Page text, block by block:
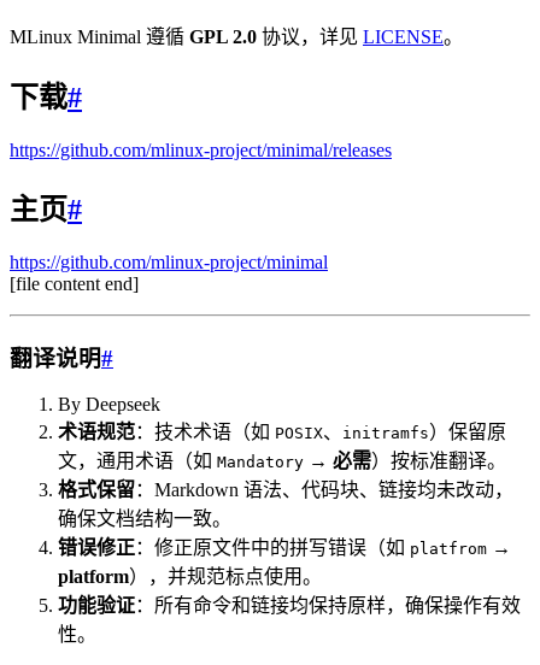
MLinux Minimal 遵循 GPL 2.0 协议，详见 LICENSE。
下载#
https://github.com/mlinux-project/minimal/releases
主页#
https://github.com/mlinux-project/minimal
[file content end]
翻译说明#
By Deepseek
术语规范：技术术语（如 POSIX、 initramfs）保留原
文，通用术语（如 Mandatory → 必需）按标准翻译。
格式保留：Markdown 语法、代码块、链接均未改动，
确保文档结构一致。
错误修正：修正原文件中的拼写错误（如 platfrom →
platform），并规范标点使用。
功能验证：所有命令和链接均保持原样，确保操作有效
性。